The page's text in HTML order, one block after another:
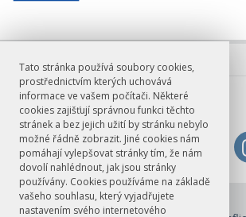
Tato stránka používá soubory cookies,
prostřednictvím kterých uchovává
informace ve vašem počítači. Některé
cookies zajišťují správnou funkci těchto
stránek a bez jejich užití by stránku nebylo
možné řádně zobrazit. Jiné cookies nám
pomáhají vylepšovat stránky tím, že nám
dovolí nahlédnout, jak jsou stránky
používány. Cookies používáme na základě
vašeho souhlasu, který vyjadřujete
nastavením svého internetového
© FF UK 2026